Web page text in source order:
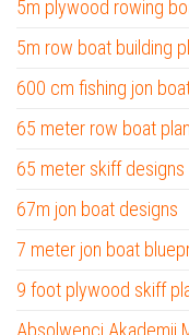
5m plywood rowing
5m row boat building
600 cm fishing jon
65 meter row boat
65 meter skiff designs
67m jon boat designs
7 meter jon boat
9 foot plywood skiff
Absolwenci Akademii